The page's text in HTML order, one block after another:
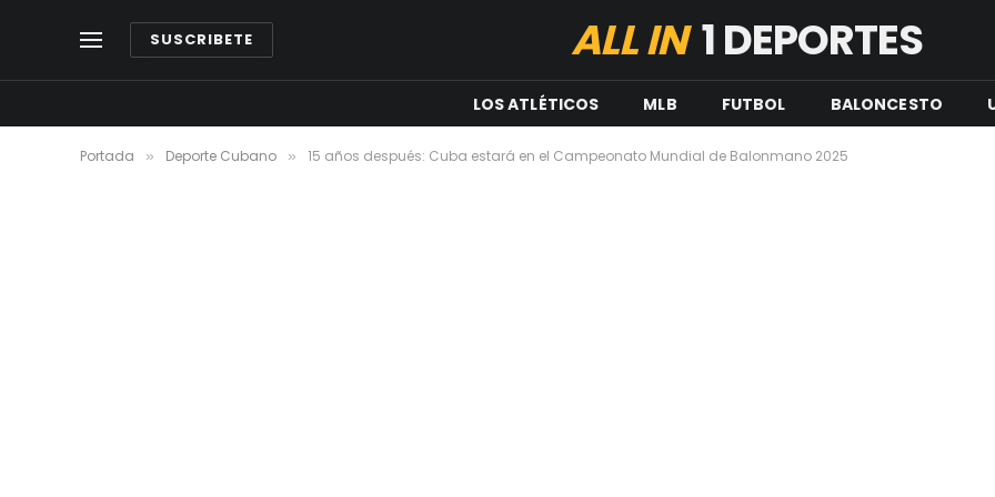
SUSCRIBETE ALL IN1 DEPORTES
LOS ATLÉTICOS MLB FUTBOL BALONCESTO
Portada » Deporte Cubano » 15 años después: Cuba estará en el Campeonato Mundial de Balonmano 2025